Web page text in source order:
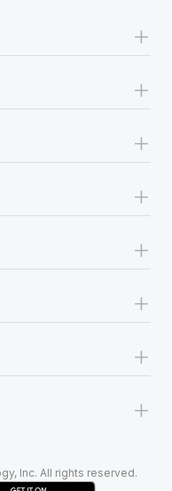
+
+
+
+
+
+
+
+
Inc. All rights reserved.